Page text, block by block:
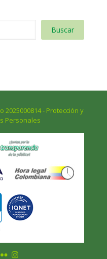
Buscar
2025000814 - Protección y
Personales